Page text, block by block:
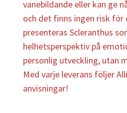
vanebildande eller kan ge
och det finns ingen risk för
presenteras Scleranthus
helhetsperspektiv på
personlig utveckling, utan
Med varje leverans följer
anvisningar!